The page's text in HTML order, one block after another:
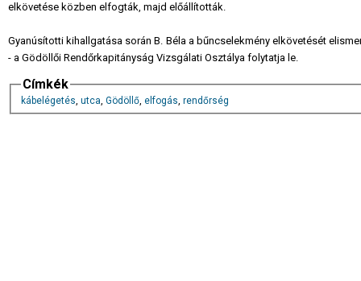
elkövetése közben elfogták, majd előállították.
Gyanúsítotti kihallgatása során B. Béla a bűncselekmény elkövetését
- a Gödöllői Rendőrkapitányság Vizsgálati Osztálya folytatja le.
Címkék
kábelégetés, utca, Gödöllő, elfogás, rendőrség